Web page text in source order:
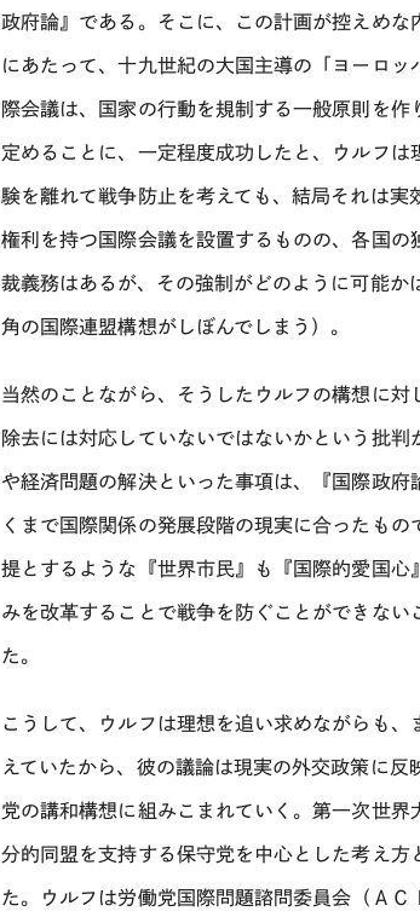
政府論』である。そこに、この計画が控えめ
にあたって、十九世紀の大国主導の「ヨーロ
際会議は、国家の行動を規制する一般原則を
定めることに、一定程度成功したと、ウルフ
験を離れて戦争防止を考えても、結局それは
権利を持つ国際会議を設置するものの、各国の
裁義務はあるが、その強制がどのように可能
角の国際連盟構想がしぼんでしまう）。
当然のことながら、そうしたウルフの構想に
除去には対応していないではないかという批
や経済問題の解決といった事項は、『国際政
くまで国際関係の発展段階の現実に合ったも
提とするような『世界市民』も『国際的愛国
みを改革することで戦争を防ぐことができな
た。
こうして、ウルフは理想を追い求めながらも
えていたから、彼の議論は現実の外交政策に
党の講和構想に組みこまれていく。第一次世
分的同盟を支持する保守党を中心とした考え
た。ウルフは労働党国際問題諮問委員会（Ａ